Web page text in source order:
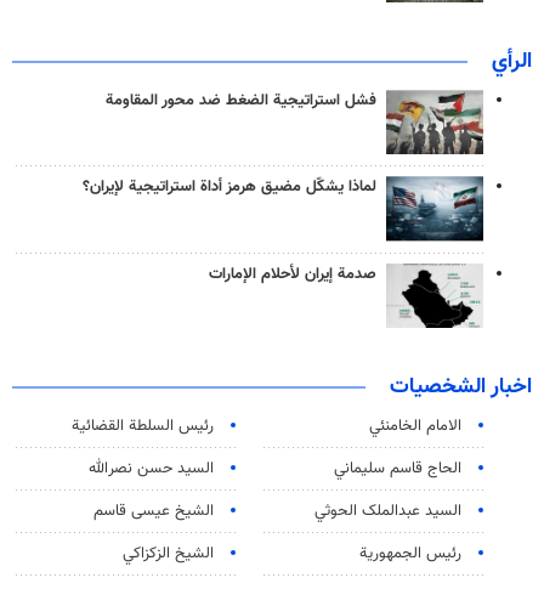
الرأي
فشل استراتيجية الضغط ضد محور المقاومة
لماذا يشكّل مضيق هرمز أداة استراتيجية لإيران؟
صدمة إيران لأحلام الإمارات
اخبار الشخصيات
الامام الخامنئي
رئیس السلطة القضائیة
الحاج قاسم سليماني
السيد حسن نصرالله
السید عبدالملک الحوثي
الشيخ عيسى قاسم
رئيس الجمهورية
الشيخ الزكزاكي